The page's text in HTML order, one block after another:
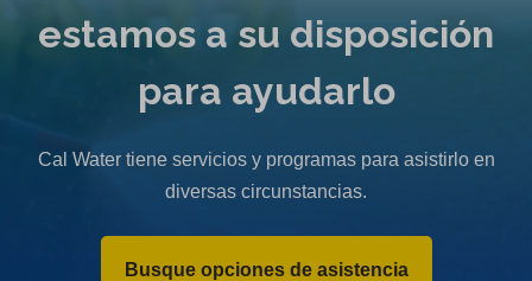
estamos a su disposición
para ayudarlo
Cal Water tiene servicios y programas para asistirlo en
diversas circunstancias.
Busque opciones de asistencia